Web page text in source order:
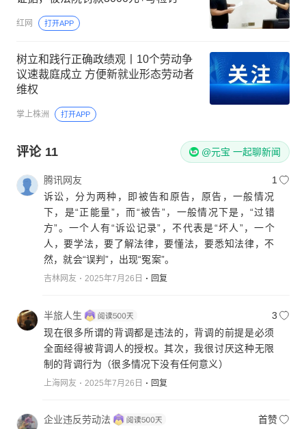
红网 打开APP
树立和践行正确政绩观丨10个劳动争
议速裁庭成立 方便新就业形态劳动者
维权
掌上株洲 打开APP
评论 11 @元宝 一起聊新闻
腾讯网友
1
诉讼，分为两种，即被告和原告，原告，一般情况
下，是“正能量”，而“被告”，一般情况下是，“过错
方”。一个人有“诉讼记录”，不代表是“坏人”，一个
人，要学法，要了解法律，要懂法，要悉知法律，不
然，就会“误判”，出现“冤案”。
吉林网友 2025年7月26日 回复
半旅人生
3
现在很多所谓的背调都是违法的，背调的前提是必须
全面经得被背调人的授权。其次，我很讨厌这种无限
制的背调行为（很多情况下没有任何意义）
上海网友 2025年7月26日 回复
企业违反劳动法
首赞